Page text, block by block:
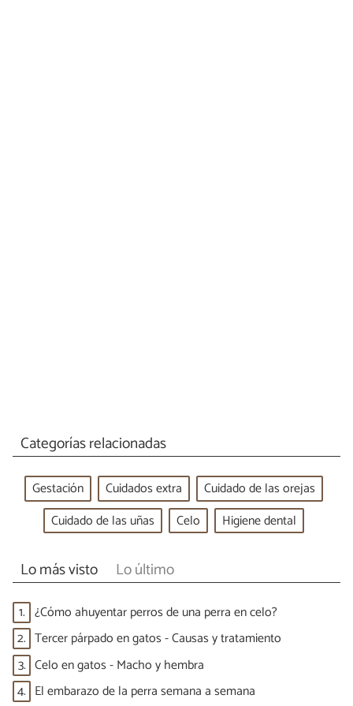
Categorías relacionadas
Gestación Cuidados extra
Cuidado de las orejas
Cuidado de las uñas
Celo Higiene dental
Lo más visto Lo último
1. ¿Cómo ahuyentar perros de una perra en celo?
2. Tercer párpado en gatos - Causas y tratamiento
3. Celo en gatos - Macho y hembra
4. El embarazo de la perra semana a semana